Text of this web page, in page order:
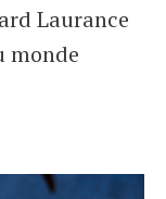
Laurance
monde